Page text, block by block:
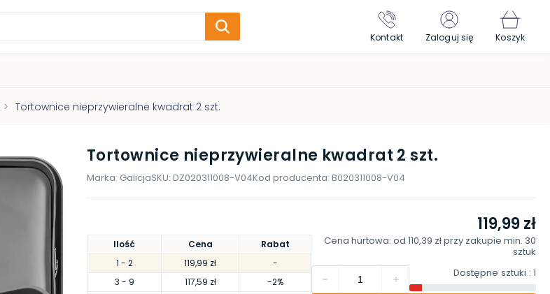
Kontakt Zaloguj się Koszyk
> Tortownice nieprzywieralne kwadrat 2 szt.
Tortownice nieprzywieralne kwadrat 2 szt.
Marka: GalicjaSKU: DZ020311008-V04Kod producenta: B020311008-V04
Ilość Cena
Rabat
1 - 2 119,99 zł
-
3 - 9 117,59 zł
-2%
119,99 zł
Cena hurtowa: od 110,39 złprzy zakupie min. 30
sztuk
Dostępne sztuki : 1